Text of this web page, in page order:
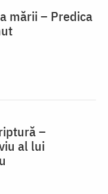
mării – Predica
–
al lui